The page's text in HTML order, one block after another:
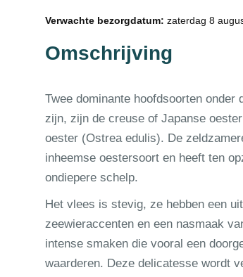
Verwachte bezorgdatum: zaterdag 8
Omschrijving
Twee dominante hoofdsoorten
zijn, zijn de creuse of Japanse
oester (Ostrea edulis). De
inheemse oestersoort en heeft ten
ondiepere schelp.
Het vlees is stevig, ze hebben een
zeewieraccenten en een nasmaak
intense smaken die vooral een
waarderen. Deze delicatesse wordt